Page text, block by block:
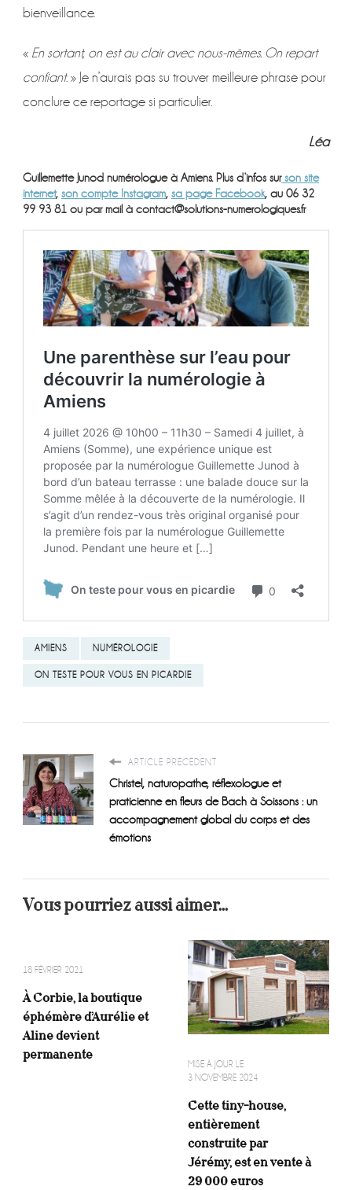
bienveillance.
« En sortant, on est au clair avec nous-mêmes. On repart
confiant. » Je n’aurais pas su trouver meilleure phrase pour
conclure ce reportage si particulier.
Léa
Guillemette Junod numérologue à Amiens. Plus d’infos surson site
internet, son compte Instagram, sa page Facebook, au 06 32
99 93 81 ou par mail à contact@solutions-numerologiques.fr
AMIENS NUMÉROLOGIE
ON TESTE POUR VOUS EN PICARDIE
ARTICLE PRÉCÉDENT
Christel, naturopathe, réflexologue et
praticienne en fleurs de Bach à Soissons : un
accompagnement global du corps et des
émotions
Vous pourriez aussi aimer...
18 FÉVRIER 2021
À Corbie, la boutique
éphémère d’Aurélie et
Aline devient
permanente
MISE À JOUR LE
3 NOVEMBRE 2024
Cette tiny-house,
entièrement
construite par
Jérémy, est en vente à
29 000 euros